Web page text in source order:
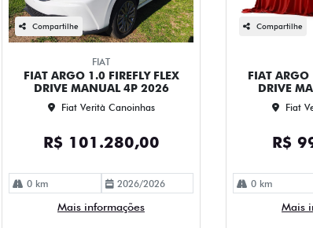
Compartilhe
FIAT
FIAT ARGO 1.0 FIREFLY FLEX
DRIVE MANUAL 4P 2026
Fiat Verità Canoinhas
R$ 101.280,00
0 km 2026/2026
Mais informações
Compartilhe
FIAT ARGO
DRIVE
Fiat
R$
0 km
Mais